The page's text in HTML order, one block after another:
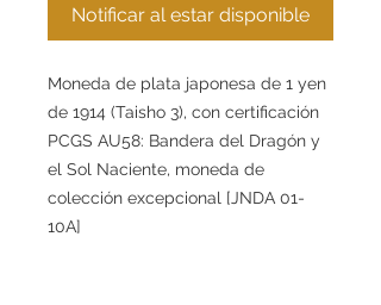
Notificar al estar disponible
Moneda de plata japonesa de 1 yen
de 1914 (Taisho 3), con certificación
PCGS AU58: Bandera del Dragón y
el Sol Naciente, moneda de
colección excepcional [JNDA 01-
10A]